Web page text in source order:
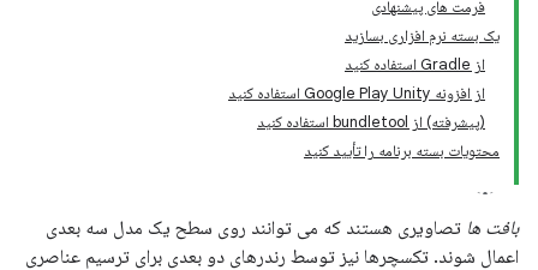
فرمت های پیشنهادی
یک بسته نرم افزاری بسازید
از Gradle استفاده کنید
از افزونه Google Play Unity استفاده کنید
(پیشرفته) از bundletool استفاده کنید
محتویات بسته برنامه را تأیید کنید
بافت ها تصاویری هستند که می توانند روی سطح یک مدل سه بعدی
اعمال شوند. تکسچرها نیز توسط رندرهای دو بعدی برای ترسیم عناصری